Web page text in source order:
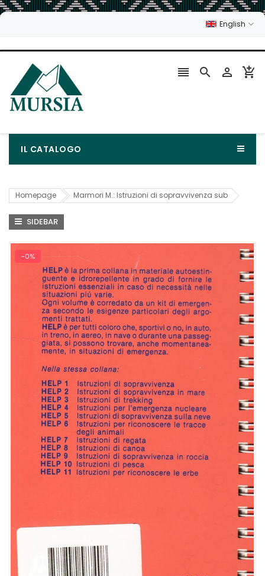
English
   
IL CATALOGO
Homepage Marmori M.: Istruzioni di sopravvivenza sub
SIDEBAR
-0%